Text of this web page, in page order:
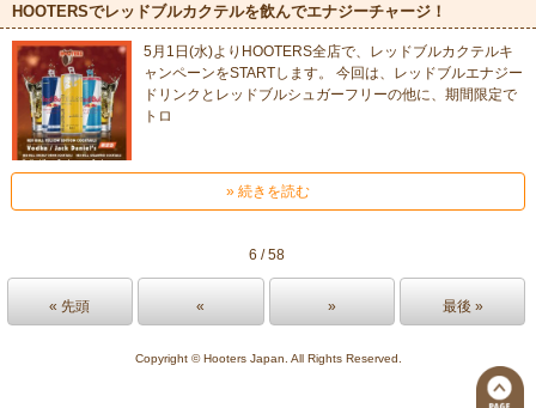
HOOTERSでレッドブルカクテルを飲んでエナジーチャージ！
5月1日(水)よりHOOTERS全店で、レッドブルカクテルキ
ャンペーンをSTARTします。 今回は、レッドブルエナジー
ドリンクとレッドブルシュガーフリーの他に、期間限定で
トロ
» 続きを読む
6 / 58
« 先頭 « » 最後 »
Copyright © Hooters Japan. All Rights Reserved.